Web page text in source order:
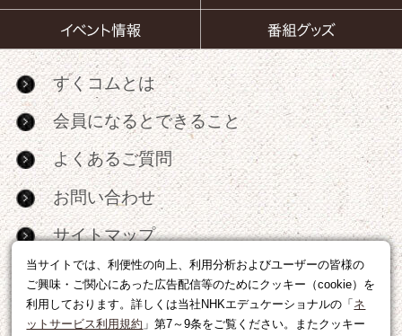
当サイトでは、利便性の向上、利用分析およびユーザーの皆様の
ご興味・ご関心にあった広告配信等のためにクッキー（cookie）を
利用しております。詳しくは当社NHKエデュケーショナルの「 ネ
ットサービス利用規約 」第7～9条をご覧ください。またクッキー
すくコムとは
会員になるとできること
よくあるご質問
お問い合わせ
サイトマップ
RSS
広告出稿・パートナーシップについて